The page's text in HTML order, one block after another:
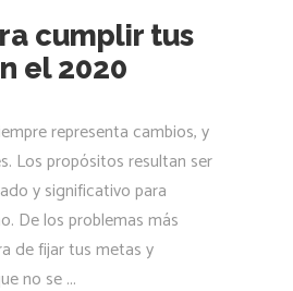
cumplir tus
el 2020
representa cambios, y
Los propósitos resultan ser
y significativo para
De los problemas más
de fijar tus metas y
no se